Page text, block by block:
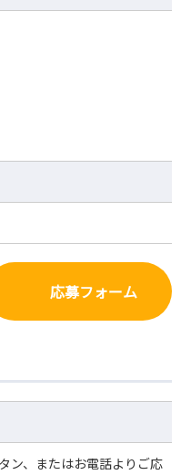
応募フォーム
ン、またはお電話よりご応